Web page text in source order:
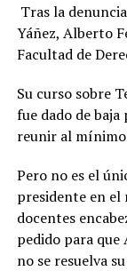
Tras la
Yáñez, Alberto
Facultad de
Su curso sobre
fue dado de
reunir al
Pero no es el
presidente en el
docentes
pedido para
no se resuelva